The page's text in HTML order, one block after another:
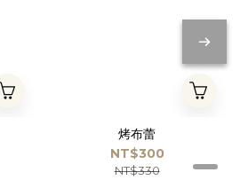
烤布蕾
NT$300
NT$330